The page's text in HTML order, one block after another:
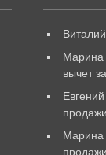
Виталий
Марина
вычет
Евгений
Марина